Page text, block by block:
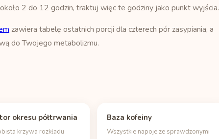
2 do 12 godzin, traktuj więc te godziny jako punkt wyjścia.
zawiera tabelę ostatnich porcji dla czterech pór zasypiania, a
do Twojego metabolizmu.
okresu półtrwania
krzywa rozkładu
Baza kofeiny
Wszystkie napoje ze sprawdzonymi